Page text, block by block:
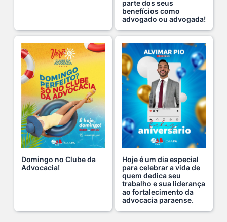
Hoje é um dia especial para celebrar a vida de qu s...
Fim de semana tem endereço certo: Clube da Advoca s...
18 De Julho De 2026
A saúde da mulher merece atenção especial em to s...
17 De Julho De 2026
Na manhã de ontem, 14/07, o diretor de saúde da s...
15 De Julho De 2026
Cuidar da mente também é cuidar da carreira.
parte dos seus
benefícios como
advogado ou advogada!
Domingo no Clube da
Advocacia!
Hoje é um dia especial
para celebrar a vida de
quem dedica seu
trabalho e sua liderança
ao fortalecimento da
advocacia paraense.